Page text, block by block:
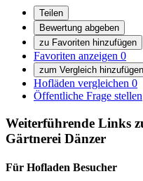
Teilen
Bewertung abgeben
zu Favoriten hinzufügen
Favoriten anzeigen 0
zum Vergleich hinzufügen
Hofläden vergleichen 0
Öffentliche Frage stellen
Weiterführende Links
Gärtnerei Dänzer
Für Hofladen Besucher